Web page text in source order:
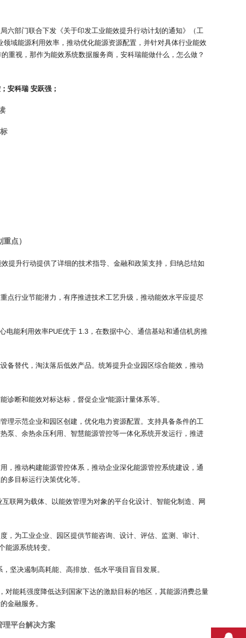
六部门联合下发《关于印发工业能效提升行动计划的通知》（工
域能源利用效率，推动优化能源资源配置，并针对具体行业能效
重视，那作为能效系统数据服务商，安科瑞能做什么，怎么做？
安科瑞 安跃强；
点）
提升行动提供了详细的技术指导、金融和政策支持，归纳总结如
行业节能潜力，有序推进技术工艺升级，推动能效水平应提尽
能利用效率PUE优于 1.3，在数据中心、通信基站和通信机房推
替代，淘汰落后低效产品。统筹提升企业园区综合能效，推动
断和能效对标达标，督促企业*能源计量体系等。
示范企业和园区创建，优化电力资源配置。支持具备条件的工
泵、余热余压利用、智慧能源管控等一体化系统开发运行，推进
推动构建能源管控体系，推动企业深化能源管控系统建设，通
多目标运行决策优化等。
网为载体、以能效管理为对象的平台化设计、智能化制造、网
为工业企业、园区提供节能咨询、设计、评估、监测、审计、
能源系统转变。
决遏制高耗能、高排放、低水平项目盲目发展。
能耗强度降低达到国家下达的激励目标的地区，其能源消费总量
金融服务。
理平台解决方案